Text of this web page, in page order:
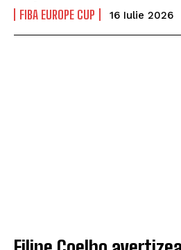
FIBA EUROPE CUP 16 Iulie 2026